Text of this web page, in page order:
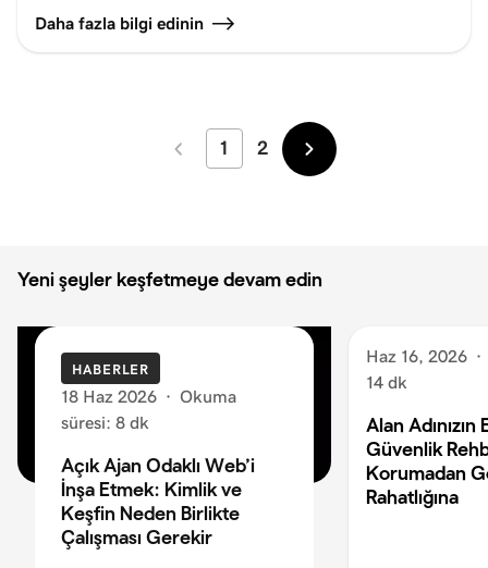
Daha fazla bilgi edinin
Daha
1 2
Daha
Yeni şeyler keşfetmeye devam edin
HABERLER
18 Haz 2026 · Okuma
süresi: 8 dk
Açık Ajan Odaklı Web’i
İnşa Etmek: Kimlik ve
Keşfin Neden Birlikte
Çalışması Gerekir
Haz 16, 2026 ·
14 dk
Alan Adınızın
Güvenlik
Korumadan
Rahatlığına